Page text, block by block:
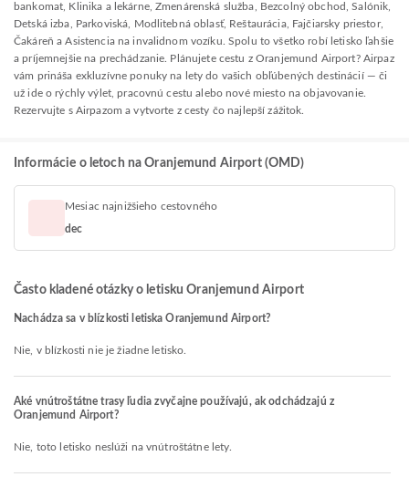
bankomat, Klinika a lekárne, Zmenárenská služba, Bezcolný obchod, Salónik,
Detská izba, Parkoviská, Modlitebná oblasť, Reštaurácia, Fajčiarsky priestor,
Čakáreň a Asistencia na invalidnom vozíku. Spolu to všetko robí letisko ľahšie
a príjemnejšie na prechádzanie. Plánujete cestu z Oranjemund Airport? Airpaz
vám prináša exkluzívne ponuky na lety do vašich obľúbených destinácií — či
už ide o rýchly výlet, pracovnú cestu alebo nové miesto na objavovanie.
Rezervujte s Airpazom a vytvorte z cesty čo najlepší zážitok.
Informácie o letoch na Oranjemund Airport (OMD)
Mesiac najnižšieho cestovného
dec
Často kladené otázky o letisku Oranjemund Airport
Nachádza sa v blízkosti letiska Oranjemund Airport?
Nie, v blízkosti nie je žiadne letisko.
Aké vnútroštátne trasy ľudia zvyčajne používajú, ak odchádzajú z
Oranjemund Airport?
Nie, toto letisko neslúži na vnútroštátne lety.